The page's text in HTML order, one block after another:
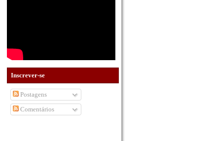
Inscrever-se
Postagens
Comentários